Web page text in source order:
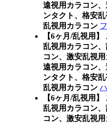
遠視用カラコン
ンタクト、格安
乱視用カラコン
【6ヶ月/乱視用
乱視用カラコン
コン、激安乱視
遠視用カラコン
ンタクト、格安
乱視用カラコン
【6ヶ月/乱視用
乱視用カラコン
コン、激安乱視